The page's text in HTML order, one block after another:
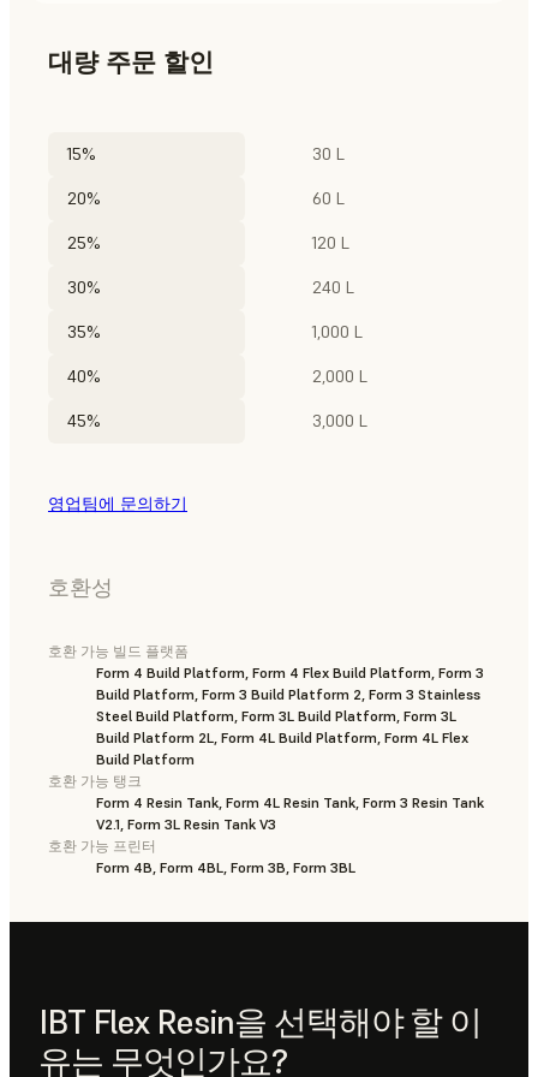
대량 주문 할인
15% 30 L
20% 60 L
25% 120 L
30% 240 L
35% 1,000 L
40% 2,000 L
45% 3,000 L
영업팀에 문의하기
호환성
호환 가능 빌드 플랫폼
Form 4 Build Platform, Form 4 Flex Build Platform, Form 3
Build Platform, Form 3 Build Platform 2, Form 3 Stainless
Steel Build Platform, Form 3L Build Platform, Form 3L
Build Platform 2L, Form 4L Build Platform, Form 4L Flex
Build Platform
호환 가능 탱크
Form 4 Resin Tank, Form 4L Resin Tank, Form 3 Resin Tank
V2.1, Form 3L Resin Tank V3
호환 가능 프린터
Form 4B, Form 4BL, Form 3B, Form 3BL
IBT Flex Resin을 선택해야 할 이
유는 무엇인가요?